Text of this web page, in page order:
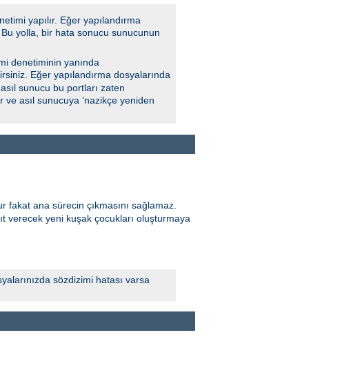
yapılır. Eğer yapılandırma
yolla, bir hata sonucu sunucunun
denetiminin yanında
Eğer yapılandırma dosyalarında
sunucu bu portları zaten
ve asıl sunucuya ‘nazikçe yeniden
ana sürecin çıkmasını sağlamaz.
verecek yeni kuşak çocukları oluşturmaya
sözdizimi hatası varsa